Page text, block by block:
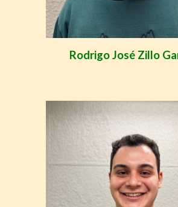
Rodrigo José Zillo